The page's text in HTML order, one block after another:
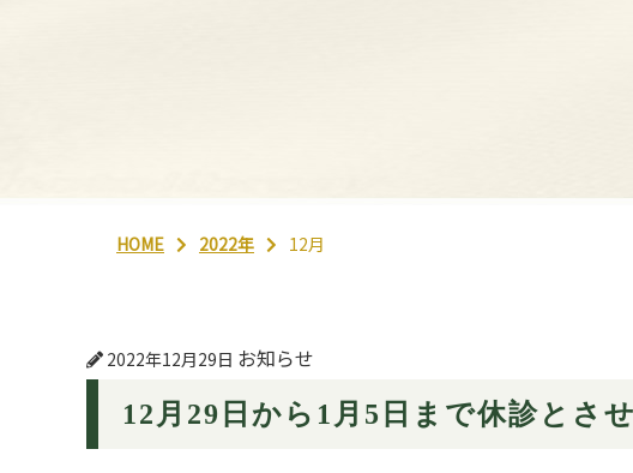
HOME 2022年 12月
2022年12月29日 お知らせ
12月29日から1月5日まで休診とさ